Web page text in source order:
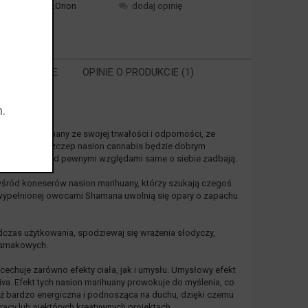
Shaman.Orion
dodaj opinię
POWIĄZANE OPINIE O PRODUKCIE (1)
jest znany ze swojej trwałości i odporności, ze
że ten szczep nasion cannabis będzie dobrym
które pod pewnymi względami same o siebie zadbają.
koneserów nasion marihuany, którzy szukają czegoś
owocami Shamana uwolnią się opary o zapachu
użytkowania, spodziewaj się wrażenia słodyczy,
zarówno efekty ciała, jak i umysłu. Umysłowy efekt
Efekt tych nasion marihuany prowokuje do myślenia, co
bardzo energiczna i podnosząca na duchu, dzięki czemu